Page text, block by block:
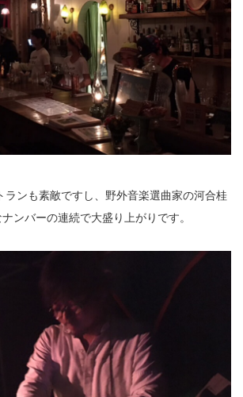
ランも素敵ですし、野外音楽選曲家の河合桂
ンバーの連続で大盛り上がりです。